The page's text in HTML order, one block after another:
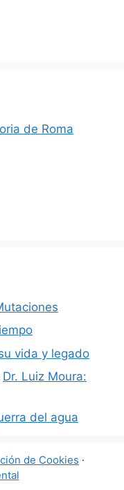
de Roma
vida y legado
Dr. Luiz Moura:
del agua
de Cookies ·